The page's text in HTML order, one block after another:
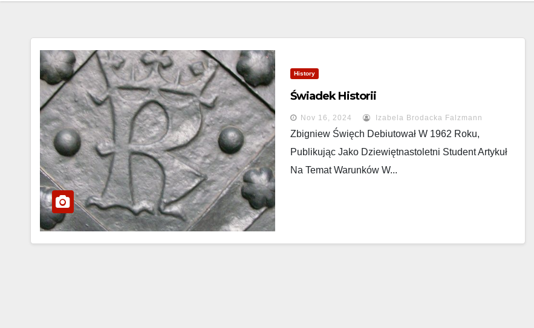
History
Świadek Historii
Nov 16, 2024 Izabela Brodacka Falzmann
Zbigniew Święch Debiutował W 1962 Roku,
Publikując Jako Dziewiętnastoletni Student Artykuł
Na Temat Warunków W...